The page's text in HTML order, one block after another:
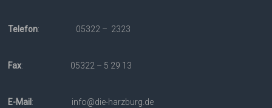
Telefon: 05322 – 2323
Fax: 05322 – 5 29 13
E-Mail : info@die-harzburg.de